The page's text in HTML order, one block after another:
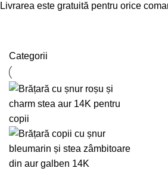
Livrarea este gratuită pentru orice
Categorii